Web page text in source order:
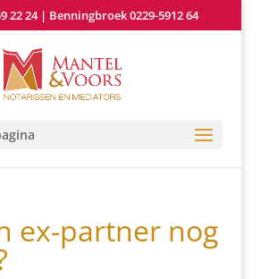
22 24| Benningbroek 0229-5912 64
ex-partner nog